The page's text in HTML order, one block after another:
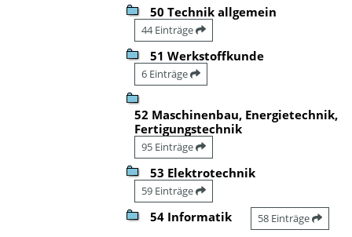
50 Technik allgemein
44 Einträge
51 Werkstoffkunde
6 Einträge
52 Maschinenbau, Energietechnik,
Fertigungstechnik
95 Einträge
53 Elektrotechnik
59 Einträge
54 Informatik 58 Einträge